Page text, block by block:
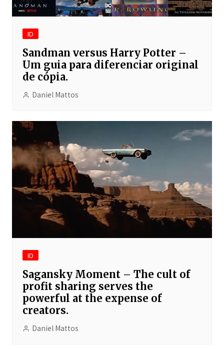
ID
Sandman versus Harry Potter –
Um guia para diferenciar original
de cópia.
Daniel Mattos
ID
Sagansky Moment – The cult of
profit sharing serves the
powerful at the expense of
creators.
Daniel Mattos